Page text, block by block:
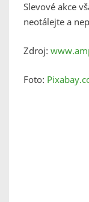
Slevové akce
neotálejte a
Zdroj:
Foto: